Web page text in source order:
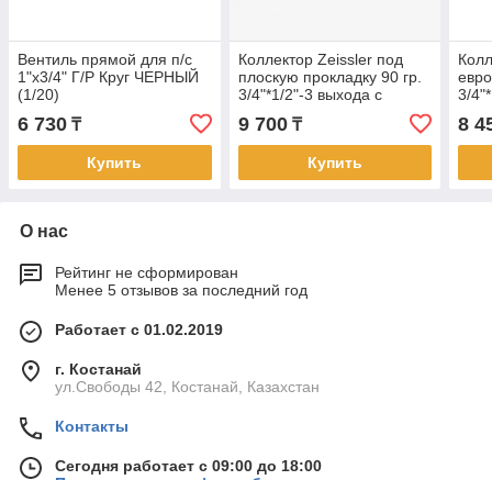
Вентиль прямой для п/с
1"х3/4" Г/Р Круг ЧЕРНЫЙ
(1/20)
6 730 ₸
Купить
Коллектор Zeissler под
плоскую прокладку 90 гр.
3/4"*1/2"-3 выхода с
вентилями (1/16)
9 700₸
Купить
3/
8
О нас
Рейтинг не сформирован
Менее 5 отзывов за последний год
Работает с 01.02.2019
г. Костанай
ул.Свободы 42, Костанай, Казахстан
Контакты
Сегодня работает с 09:00 до 18:00